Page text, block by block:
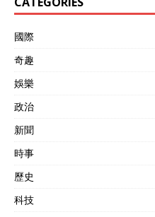
國際
奇趣
娛樂
政治
新聞
時事
歷史
科技